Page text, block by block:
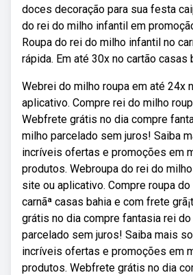
doces decoração para sua festa
do rei do milho infantil em
Roupa do rei do milho infantil no
rápida. Em até 30x no cartão casas
Webrei do milho roupa em até 24x
aplicativo. Compre rei do milho
Webfrete grátis no dia compre
milho parcelado sem juros! Saiba
incríveis ofertas e promoções em
produtos. Webroupa do rei do
site ou aplicativo. Compre roupa
carnãª casas bahia e com frete
grátis no dia compre fantasia rei
parcelado sem juros! Saiba mais
incríveis ofertas e promoções em
produtos. Webfrete grátis no dia